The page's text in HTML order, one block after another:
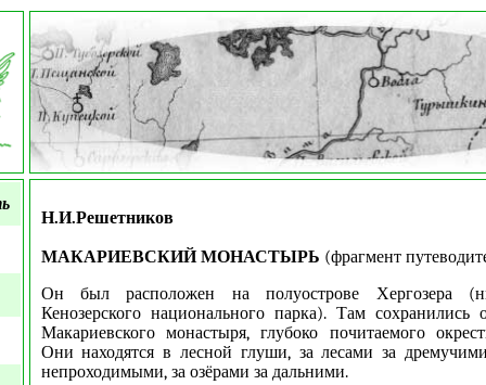
Н.И.Решетников
МАКАРИЕВСКИЙ МОНАСТЫРЬ (фрагмент
Он был
расположен на полуострове Хергозера
Кенозерского национального парка). Там сохранились
Макариевского монастыря, глубоко почитаемого
Они находятся в лесной глуши, за лесами за
непроходимыми, за озёрами за дальними.